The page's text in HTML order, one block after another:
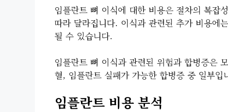
임플란트 뼈 이식에 대한 비용은 절차의 복잡
따라 달라집니다. 이식과 관련된 추가 비용에
될 수 있습니다.
임플란트 뼈 이식과 관련된 위험과 합병증은
혈, 임플란트 실패가 가능한 합병증 중 일부입
임플란트 비용 분석